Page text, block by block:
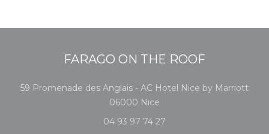
FARAGO ON THE ROOF
59 Promenade des Anglais - AC Hotel Nice by Marriott
06000 Nice
04 93 97 74 27